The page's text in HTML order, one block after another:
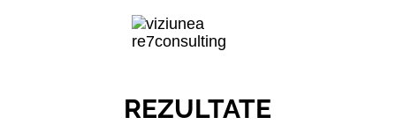
REZULTATE